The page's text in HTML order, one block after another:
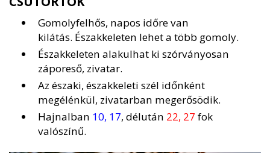
Gomolyfelhős, napos időre van
kilátás. Északkeleten lehet a több gomoly.
Északkeleten alakulhat ki szórványosan
záporeső, zivatar.
Az északi, északkeleti szél időnként
megélénkül, zivatarban megerősödik.
Hajnalban 10, 17, délután 22, 27 fok
valószínű.